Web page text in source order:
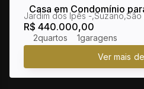
Casa em Condomínio
SP no bairro
R$ 440.000,00
Jardim dos Ipês ,Suzano,São
2 1